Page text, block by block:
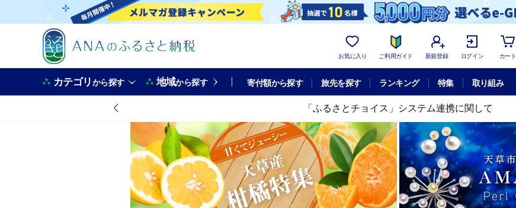
お気に入り ご利用ガイド 新規登録 ログイン カート
カテゴリから探す 地域から探す 寄付額から探す 旅先を探す ランキング 特集 取り組み
「ふるさとチョイス」システム連携に関して